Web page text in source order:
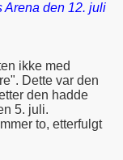
Arena den 12. juli
ikke med
Dette var den
den hadde
5. juli.
to, etterfulgt